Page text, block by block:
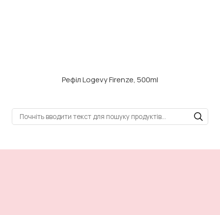
Рефіл Logevy Firenze, 500ml